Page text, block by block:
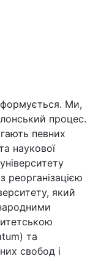
Ми,
процес.
певних
наукової
реорганізацією
який
та
свобод і